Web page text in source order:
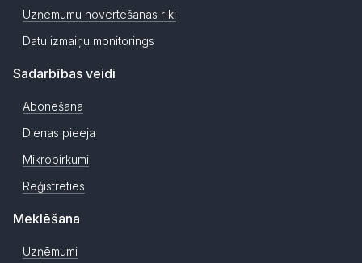
Uzņēmumu novērtēšanas rīki
Datu izmaiņu monitorings
Sadarbības veidi
Abonēšana
Dienas pieeja
Mikropirkumi
Reģistrēties
Meklēšana
Uzņēmumi